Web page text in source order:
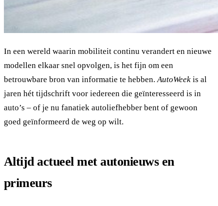
In een wereld waarin mobiliteit continu verandert en nieuwe
modellen elkaar snel opvolgen, is het fijn om een
betrouwbare bron van informatie te hebben. AutoWeek is al
jaren hét tijdschrift voor iedereen die geïnteresseerd is in
auto’s – of je nu fanatiek autoliefhebber bent of gewoon
goed geïnformeerd de weg op wilt.
Altijd actueel met autonieuws en
primeurs